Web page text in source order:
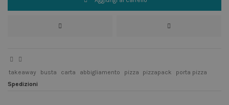
takeaway busta carta abbigliamento pizza pizzapack
porta pizza
Spedizioni